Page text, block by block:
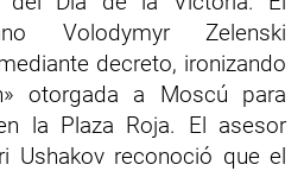
Volodymyr Zelenski
decreto, ironizando
otorgada a Moscú para
la Plaza Roja. El asesor
Ushakov reconoció que el